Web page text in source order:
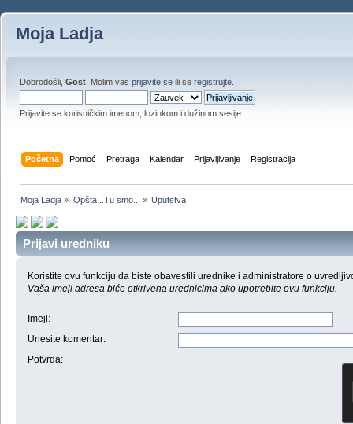
Moja Ladja
Dobrodošli, Gost . Molim vas prijavite se ili se registrujte
Prijavite se korisničkim imenom, lozinkom i dužinom sesije
Početna Pomoć Pretraga Kalendar Prijavljivanje Registracija
Moja Ladja » Opšta...Tu smo... » Uputstva
Prijavi uredniku
Koristite ovu funkciju da biste obavestili urednike i administratore o
Vaša imejl adresa biće otkrivena urednicima ako upotrebite ovu funkciju.
Imejl :
Unesite komentar:
Potvrda: